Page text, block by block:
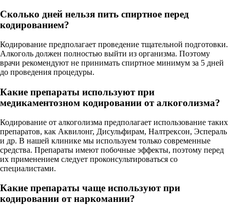
Сколько дней нельзя пить спиртное перед
кодированием?
Кодирование предполагает проведение тщательной подготовки.
Алкоголь должен полностью выйти из организма. Поэтому
врачи рекомендуют не принимать спиртное минимум за 5 дней
до проведения процедуры.
Какие препараты используют при
медикаментозном кодировании от алкоголизма?
Кодирование от алкоголизма предполагает использование таких
препаратов, как Аквилонг, Дисульфирам, Налтрексон, Эспераль
и др. В нашей клинике мы используем только современные
средства. Препараты имеют побочные эффекты, поэтому перед
их применением следует проконсультироваться со
специалистами.
Какие препараты чаще используют при
кодировании от наркомании?